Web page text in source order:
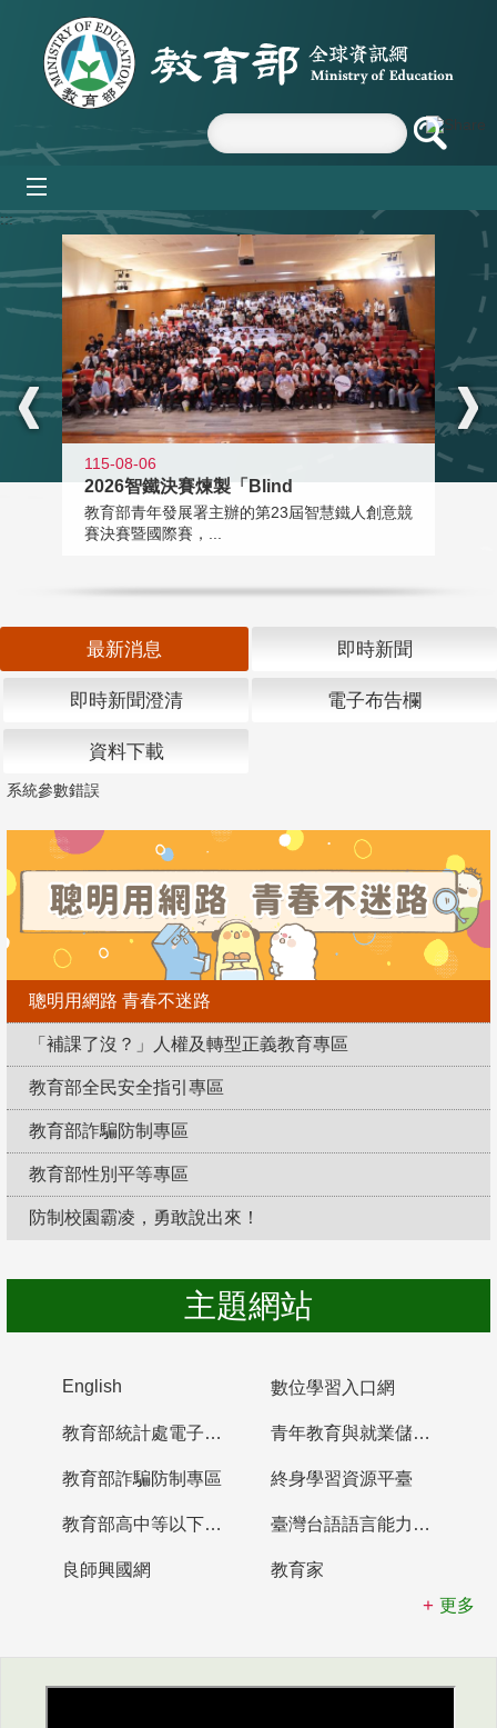
跳到主要內容區塊
:::
115-08-06
2026智鐵決賽煉製「Blind
教育部青年發展署主辦的第23屆智慧鐵人創意競
賽決賽暨國際賽，...
最新消息 即時新聞
即時新聞澄清 電子布告欄
資料下載
系統參數錯誤
聰明用網路 青春不迷路
「補課了沒？」人權及轉型正義教育專區
教育部全民安全指引專區
教育部詐騙防制專區
教育部性別平等專區
防制校園霸凌，勇敢說出來！
主題網站
English 數位學習入口網
教育部統計處電子書櫃 青年教育與就業儲蓄帳戶
教育部詐騙防制專區 終身學習資源平臺
教育部高中等以下學校及幼兒園教師資格檢定考試 臺灣台語語言能力認證網站
良師興國網
教育家
更多